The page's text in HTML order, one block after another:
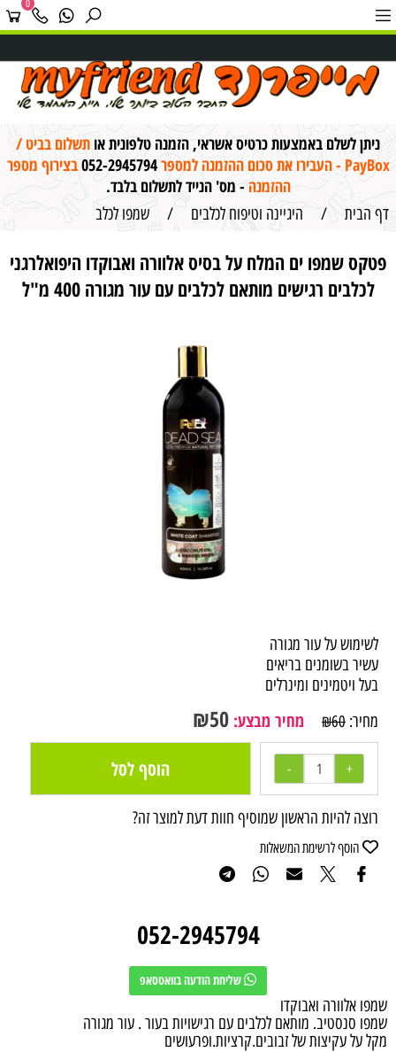
0
ניתן לשלם באמצעות כרטיס אשראי, הזמנה טלפונית או תשלום בביט /
PayBox - העבירו את סכום ההזמנה למספר
052-2945794בצירוף מספר
ההזמנה - מס' הנייד לתשלום בלבד.
דף הבית / היגיינה וטיפוח לכלבים / שמפו לכלב
פטקס שמפו ים המלח על בסיס אלוורה ואבוקדו היפואלרגני
לכלבים רגישים מותאם לכלבים עם עור מגורה 400 מ"ל
לשימוש על עור מגורה
עשיר בשומנים בריאים
בעל ויטמינים ומינרלים
מחיר:
₪60 מחיר מבצע: ₪50
הוסף לסל
רוצה להיות הראשון שמוסיף חוות דעת למוצר זה?
הוסף לרשימת המשאלות
052-2945794
שליחת הודעה בוואטסאפ
שמפו אלוורה ואבוקדו
שמפו סנסטיב. מותאם לכלבים עם רגישויות בעור . עור מגורה
מקל על עקיצות של זבובים.קרציות.ופרעושים